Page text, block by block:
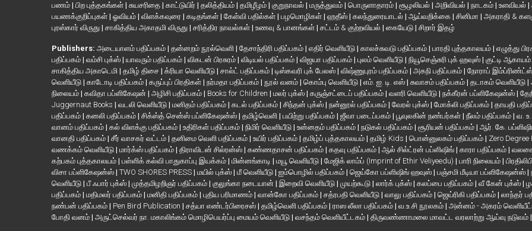
பணம் | பிற புத்தகங்கள் | சுயசரிதை | காட்டுயிர் | தலித்தியம் | தமிழீழம் | குறுநாவல் | மருத்துவம் | பொருளாதாரம் | சூழலியல் | அறிவியல் | நாடகம் | உளவியல் |
பயணக்குறிப்புகள் | ஓவியம் | விளக்கவுரை | கடிதங்கள் | கேள்வி பதில்கள் | பழமொழிகள் | ஹதீஸ் | கலந்துரையாடல் | ஆய்வறிக்கை | சினிமா | அகராதி &
புரஸ்கார் விருது | சாகித்திய அகாதமி விருது | சரித்திர நாவல்கள் | உணவு & பானங்கள் | சட்டம் & குற்றவியல் | கையேடு | சிறார் இதழ்
Publishers: அடையாளம் பதிப்பகம் | தன்னறம் நூல்வெளி | தேசாந்திரி பதிப்பகம் | எதிர் வெளியீடு | காலச்சுவடு பதிப்பகம் | பாரதி புத்தகாலயம் | எழுத்து
பதிப்பகம் | வம்சி புக்ஸ் | யாவரும் பதிப்பகம் | விகடன் பிரசுரம் | விடியல் பதிப்பகம் | விஜயா பதிப்பகம் | புலம் வெளியீடு | நியூசெஞ்சுரி புக் ஹவுஸ் | குட்டி ஆகாயம்
சாகித்திய அகாடெமி | தமிழ் திசை | க்ரியா வெளியீடு | சால்ட் பதிப்பகம் | டிஸ்கவரி புக் பேலஸ் | விஷ்ணுபுரம் பதிப்பகம் | அகநி பதிப்பகம் | நோராப்
வெளியீடு | காடோடி பதிப்பகம் | கருப்புப் பிரதிகள் | நர்மதா பதிப்பகம் | நூல் வனம் | கொம்பு வெளியீடு | எம். ஐ. டி. எஸ் | சுவாசம் பதிப்பகம் | தடாகம் வெளியீடு |
நிலையம் | கவிதா பப்ளிகேஷன் | அழிசி பதிப்பகம் | Books for Children | மலர் புக்ஸ் | கருஞ்சட்டைப் பதிப்பகம் | வளரி வெளியீடு | நக்கீரன் பப்ளிகேஷன்ஸ் |
Juggernaut Books | வடலி வெளியீடு | மனிதம் பதிப்பகம் | கடல் பதிப்பகம் | சிந்தன் புக்ஸ் | நன்னூல் பதிப்பகம் | வேரல் புக்ஸ் | மோக்லி பதிப்பகம் | தாயதி
பதிப்பகம் | கனலி பதிப்பகம் | சிக்ஸ்த் சென்ஸ் பப்ளிகேஷன்ஸ் | தமிழ்வெளி | பயிற்று பதிப்பகம் | ஜீவா படைப்பகம் | பூவுலகின் நண்பர்கள் | நீலம் பதிப்பகம் | வ.
வானம் பதிப்பகம் | கல் விளக்கு பதிப்பகம் | உதிரிகள் பதிப்பகம் | நிமிர் வெளியீடு | உன்னதம் பதிப்பகம் | நடுகல் பதிப்பகம் | சூரியன் பதிப்பகம் | ஆர். கே.
வானதி பதிப்பகம் | சீர் வாசகர் வட்டம் | தனிமை வெளி பதிப்பகம் | உயிர் பதிப்பகம் | தமிழ்ப் புத்தகாலயம் | தமிழ் Kids | பொன்னுலகம் பதிப்பகம் | Zero
வணக்கம் வெளியீடு | மார்க்ஸ் பதிப்பகம் | திராவிடன் சில்ரன்ஸ் | கண்ணதாசன் பதிப்பகம் | கதவு பதிப்பகம் | ஆல் சில்ட்ரன் பப்ளிஷிங் | காரா பதிப்பகம் |
கற்பகம் புத்தகாலயம் | பள்ளிக் கல்வி பாதுகாப்பு இயக்கம் | மின்னங்காடி | மயூ வெளியீடு | மேஜிக் லாம்ப் (Imprint of Ethir Veliyeedu) | பாரி நிலையம் |
விசா பப்ளிகேஷன்ஸ் | TWO SHORES PRESS | மயில் புக்ஸ் | மீ வெளியீடு | ஐம்பொழில் பதிப்பகம் | ஜெய்கோ பப்ளிஷிங் ஹவுஸ் | பஞ்சமி மீடியா பப்ளிகேஷன்ஸ் |
வெளியீடு | பீ ஃபார் புக்ஸ் | முத்தமிழறிஞர் பதிப்பகம் | குலுங்கா நடையான் | இறைவி வெளியீடு | முயற்கூடு | லார்க் புக்ஸ் | கலப்பை பதிப்பகம் | வீ கேன் புக்ஸ் |
பதிப்பகம் | மதிமலர் பதிப்பகம் | மனிதி பதிப்பகம் | புதிய பரிமாணம் | வான்கோ பதிப்பகம் | சத்ரபதி வெளியீடு | வாலு பதிப்பகம் | ஜெய்ரிகி பதிப்பகம் | லாந்தர்
நண்பன் பதிப்பகம் | Pen Bird Publication | சத்யா எண்டர்பிரைசஸ் | தமிழ்வெளி பதிப்பகம் | ராஸ லீலா பதிப்பகம் | வ.உ.சி நூலகம் | அன்னம் - அகரம்
போதி வனம் | அருட்செல்வர் நா. மகாலிங்கம் மொழிபெயர்ப்பு மையம் வெளியீடு | வசந்தம் வெளியீட்டகம் | திருவண்ணாமலை மாவட்ட வரலாற்று ஆய்வு நடுவம் |